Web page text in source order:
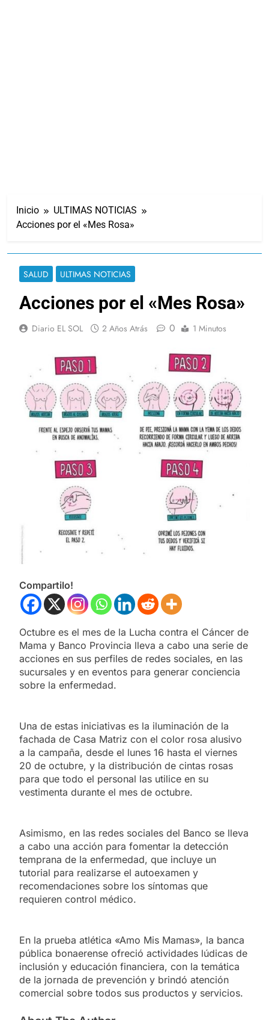
Inicio
ULTIMAS NOTICIAS
Acciones por el «Mes Rosa»
SALUD ULTIMAS NOTICIAS
Acciones por el «Mes Rosa»
Diario EL SOL 2 Años Atrás 0 1 Minutos
Compartilo!
Octubre es el mes de la Lucha contra el Cáncer de
Mama y Banco Provincia lleva a cabo una serie de
acciones en sus perfiles de redes sociales, en las
sucursales y en eventos para generar conciencia
sobre la enfermedad.
Una de estas iniciativas es la iluminación de la
fachada de Casa Matriz con el color rosa alusivo
a la campaña, desde el lunes 16 hasta el viernes
20 de octubre, y la distribución de cintas rosas
para que todo el personal las utilice en su
vestimenta durante el mes de octubre.
Asimismo, en las redes sociales del Banco se lleva
a cabo una acción para fomentar la detección
temprana de la enfermedad, que incluye un
tutorial para realizarse el autoexamen y
recomendaciones sobre los síntomas que
requieren control médico.
En la prueba atlética «Amo Mis Mamas», la banca
pública bonaerense ofreció actividades lúdicas de
inclusión y educación financiera, con la temática
de la jornada de prevención y brindó atención
comercial sobre todos sus productos y servicios.